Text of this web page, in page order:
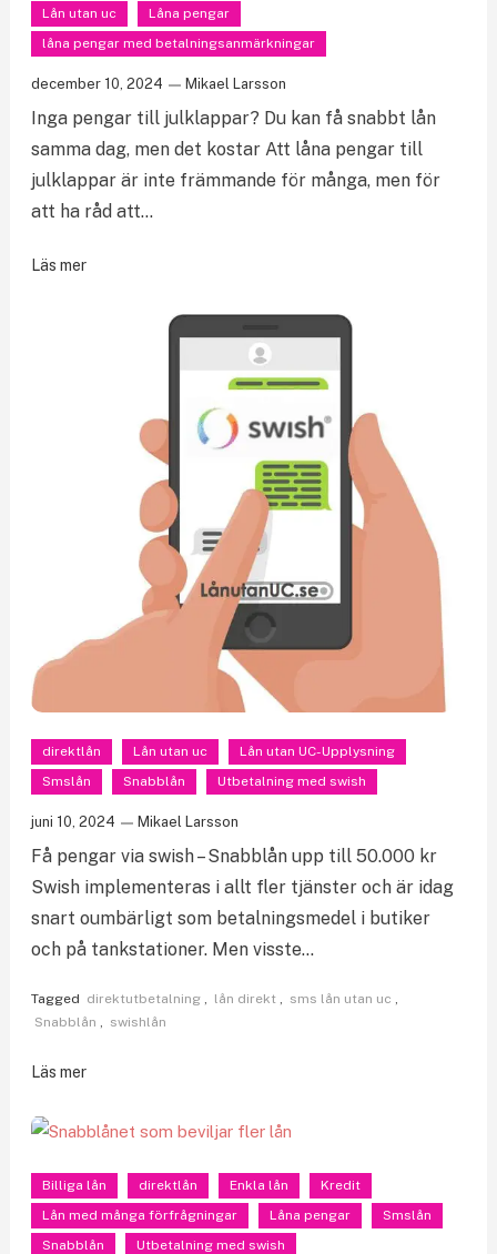
Lån utan uc
Låna pengar
låna pengar med betalningsanmärkningar
december 10, 2024 Mikael Larsson
Inga pengar till julklappar? Du kan få snabbt lån
samma dag, men det kostar Att låna pengar till
julklappar är inte främmande för många, men för
att ha råd att…
Läs mer
direktlån Lån utan uc
Lån utan UC-Upplysning
Smslån
Snabblån Utbetalning med swish
juni 10, 2024 Mikael Larsson
Få pengar via swish – Snabblån upp till 50.000 kr
Swish implementeras i allt fler tjänster och är idag
snart oumbärligt som betalningsmedel i butiker
och på tankstationer. Men visste…
Tagged direktutbetalning , lån direkt , sms lån utan uc ,
Snabblån , swishlån
Läs mer
Billiga lån direktlån Enkla lån
Kredit
Lån med många förfrågningar
Låna pengar
Smslån
Snabblån
Utbetalning med swish